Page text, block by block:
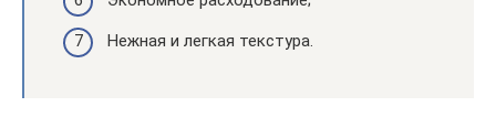
Нежная и легкая текстура.